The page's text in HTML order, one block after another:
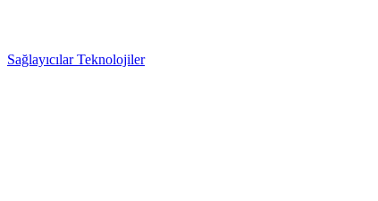
Sağlayıcılar Teknolojiler